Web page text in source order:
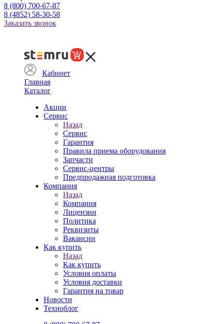
8 (800) 700-67-87
8 (4852) 58-30-58
Заказать звонок
Кабинет
Главная
Каталог
Акции
Сервис
Назад
Сервис
Гарантия
Правила приема оборудования
Запчасти
Сервис-центры
Предпродажная подготовка
Компания
Назад
Компания
Лицензии
Политика
Реквизиты
Вакансии
Как купить
Назад
Как купить
Условия оплаты
Условия доставки
Гарантия на товар
Новости
Техноблог